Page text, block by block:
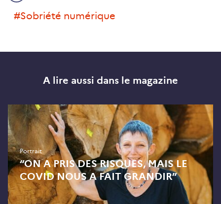
#sobriété numérique
A lire aussi dans le magazine
Portrait
“ON A PRIS DES RISQUES, MAIS LE
COVID NOUS A FAIT GRANDIR”